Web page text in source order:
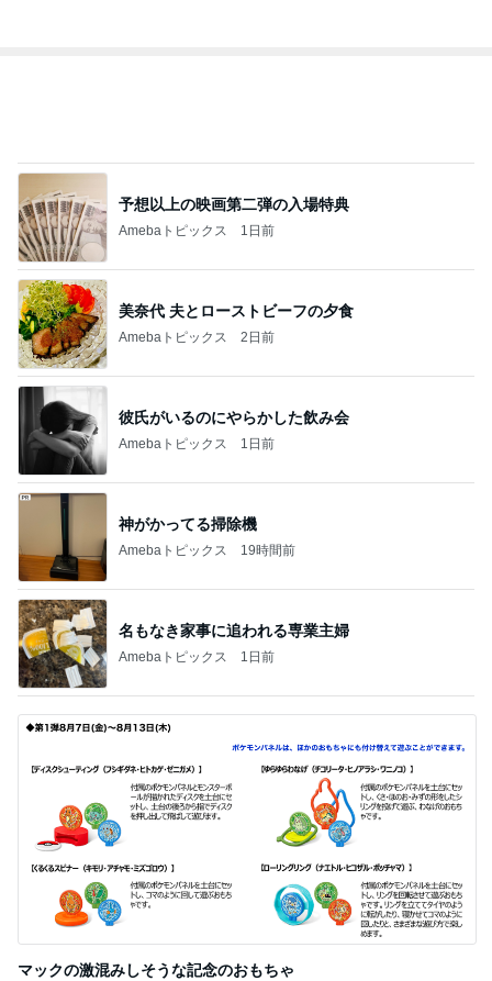
予想以上の映画第二弾の入場特典
Amebaトピックス 1日前
美奈代 夫とローストビーフの夕食
Amebaトピックス 2日前
彼氏がいるのにやらかした飲み会
Amebaトピックス 1日前
神がかってる掃除機
Amebaトピックス 19時間前
名もなき家事に追われる専業主婦
Amebaトピックス 1日前
マックの激混みしそうな記念のおもちゃ